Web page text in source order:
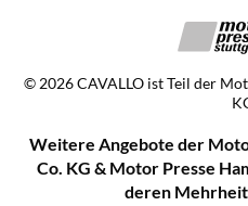
© 2026CAVALLO ist Teil der
Weitere Angebote der
Co. KG & Motor Presse
deren